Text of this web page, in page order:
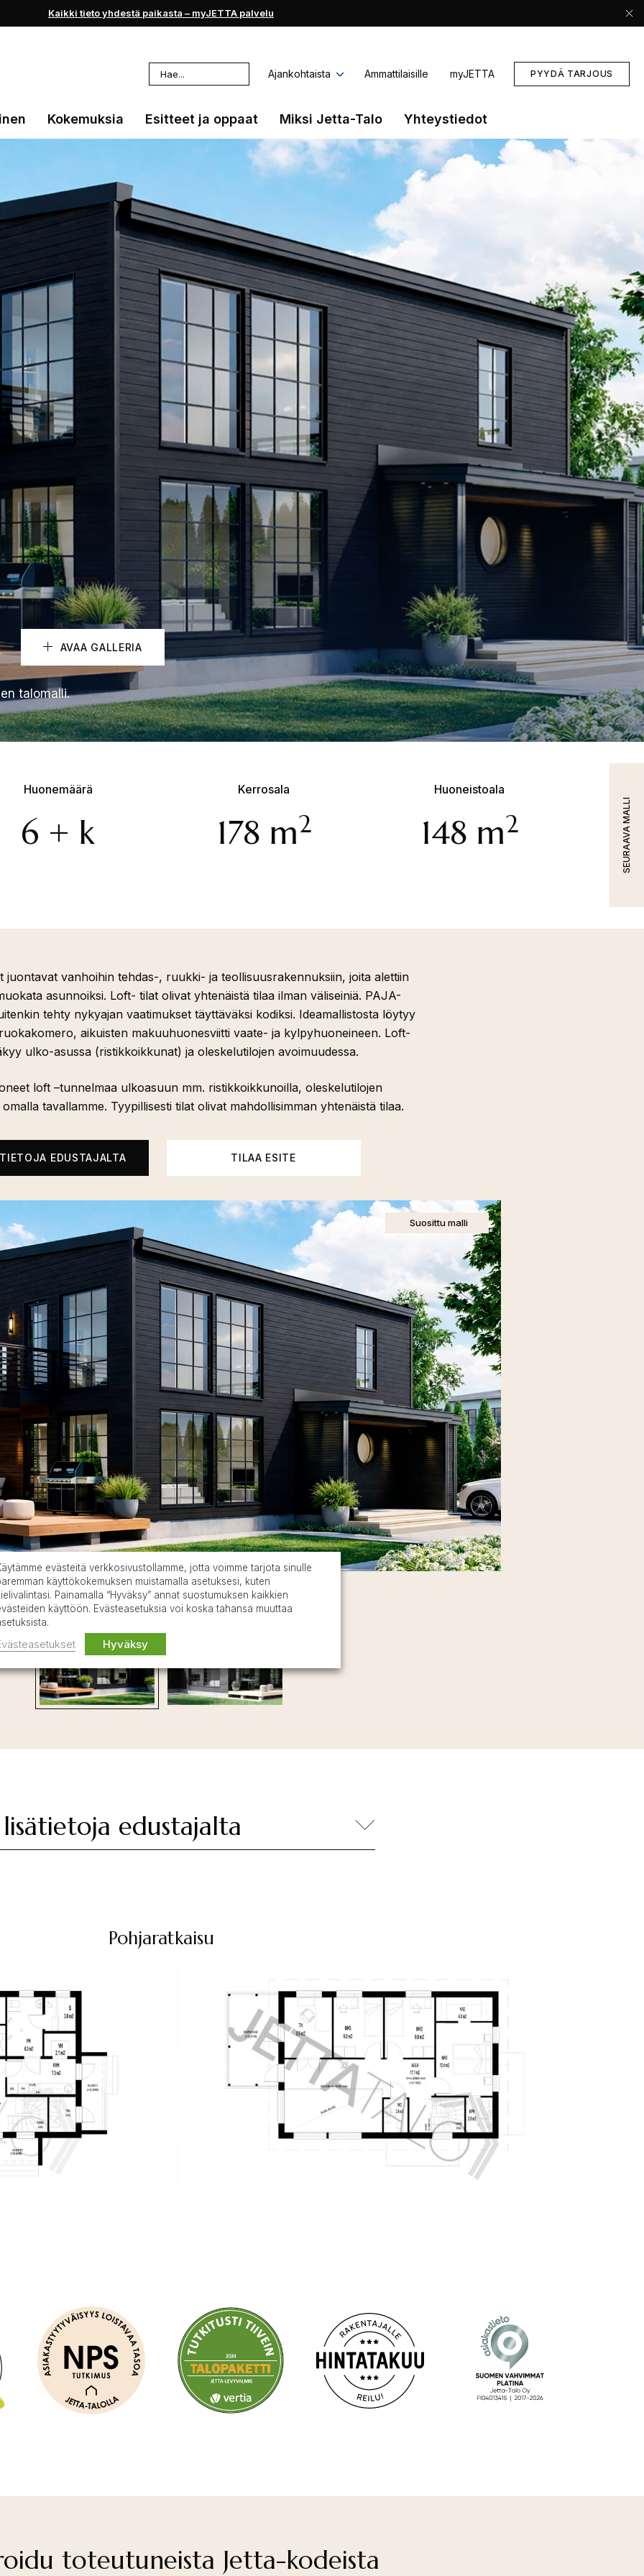
Kaikki tieto yhdestä paikasta – myJETTA palvelu
Kokemuksia Esitteet ja oppaat Miksi Jetta-Talo Yhteystiedot
Haku: Ajankohtaista Ammattilaisille myJETTA PYYDÄ TARJOUS
AVAA GALLERIA
talomalli.
Huonemäärä
6 + k
Kerrosala
178 m2
Huoneistoala
148 m2 SEURAAVA MALLI
juontavat vanhoihin tehdas-, ruukki- ja teollisuusrakennuksiin, joita alettiin
asunnoiksi. Loft- tilat olivat yhtenäistä tilaa ilman väliseiniä. PAJA-
tehty nykyajan vaatimukset täyttäväksi kodiksi. Ideamallistosta löytyy
aikuisten makuuhuonesviitti vaate- ja kylpyhuoneineen. Loft-
ulko-asussa (ristikkoikkunat) ja oleskelutilojen avoimuudessa.
loft –tunnelmaa ulkoasuun mm. ristikkoikkunoilla, oleskelutilojen
tavallamme. Tyypillisesti tilat olivat mahdollisimman yhtenäistä tilaa.
EDUSTAJALTA TILAA ESITE
Suosittu malli
lisätietoja edustajalta
Pohjaratkaisu
toteutuneista Jetta-kodeista
evästeitä verkkosivustollamme, jotta voimme tarjota sinulle
käyttökokemuksen muistamalla asetuksesi, kuten
Painamalla “Hyväksy” annat suostumuksen kaikkien
käyttöön. Evästeasetuksia voi koska tahansa muuttaa
Hyväksy